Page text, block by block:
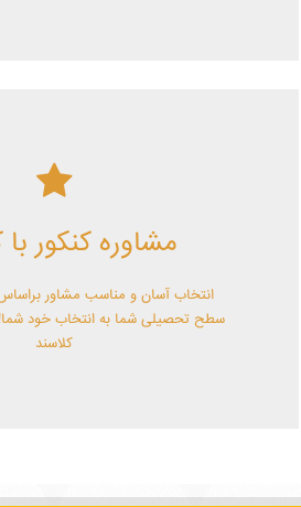
مشاوره کنکور
انتخاب آسان و مناسب مشاور
سطح تحصیلی شما به انتخاب خود
کلاسند